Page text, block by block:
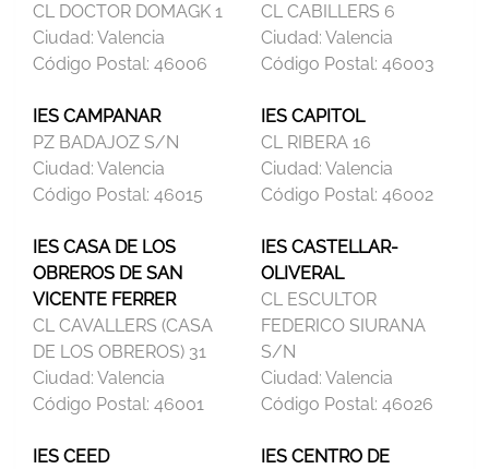
CL DOCTOR DOMAGK 1
Ciudad: Valencia
Código Postal: 46006
CL CABILLERS 6
Ciudad: Valencia
Código Postal: 46003
IES CAMPANAR
PZ BADAJOZ S/N
Ciudad: Valencia
Código Postal: 46015
IES CAPITOL
CL RIBERA 16
Ciudad: Valencia
Código Postal: 46002
IES CASA DE LOS
OBREROS DE SAN
VICENTE FERRER
CL CAVALLERS (CASA
DE LOS OBREROS) 31
Ciudad: Valencia
Código Postal: 46001
IES CASTELLAR-
OLIVERAL
CL ESCULTOR
FEDERICO SIURANA
S/N
Ciudad: Valencia
Código Postal: 46026
IES CEED
IES CENTRO DE